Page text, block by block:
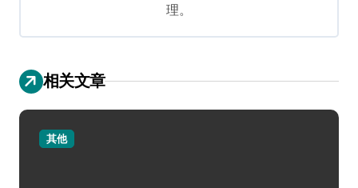
理。
相关文章
其他